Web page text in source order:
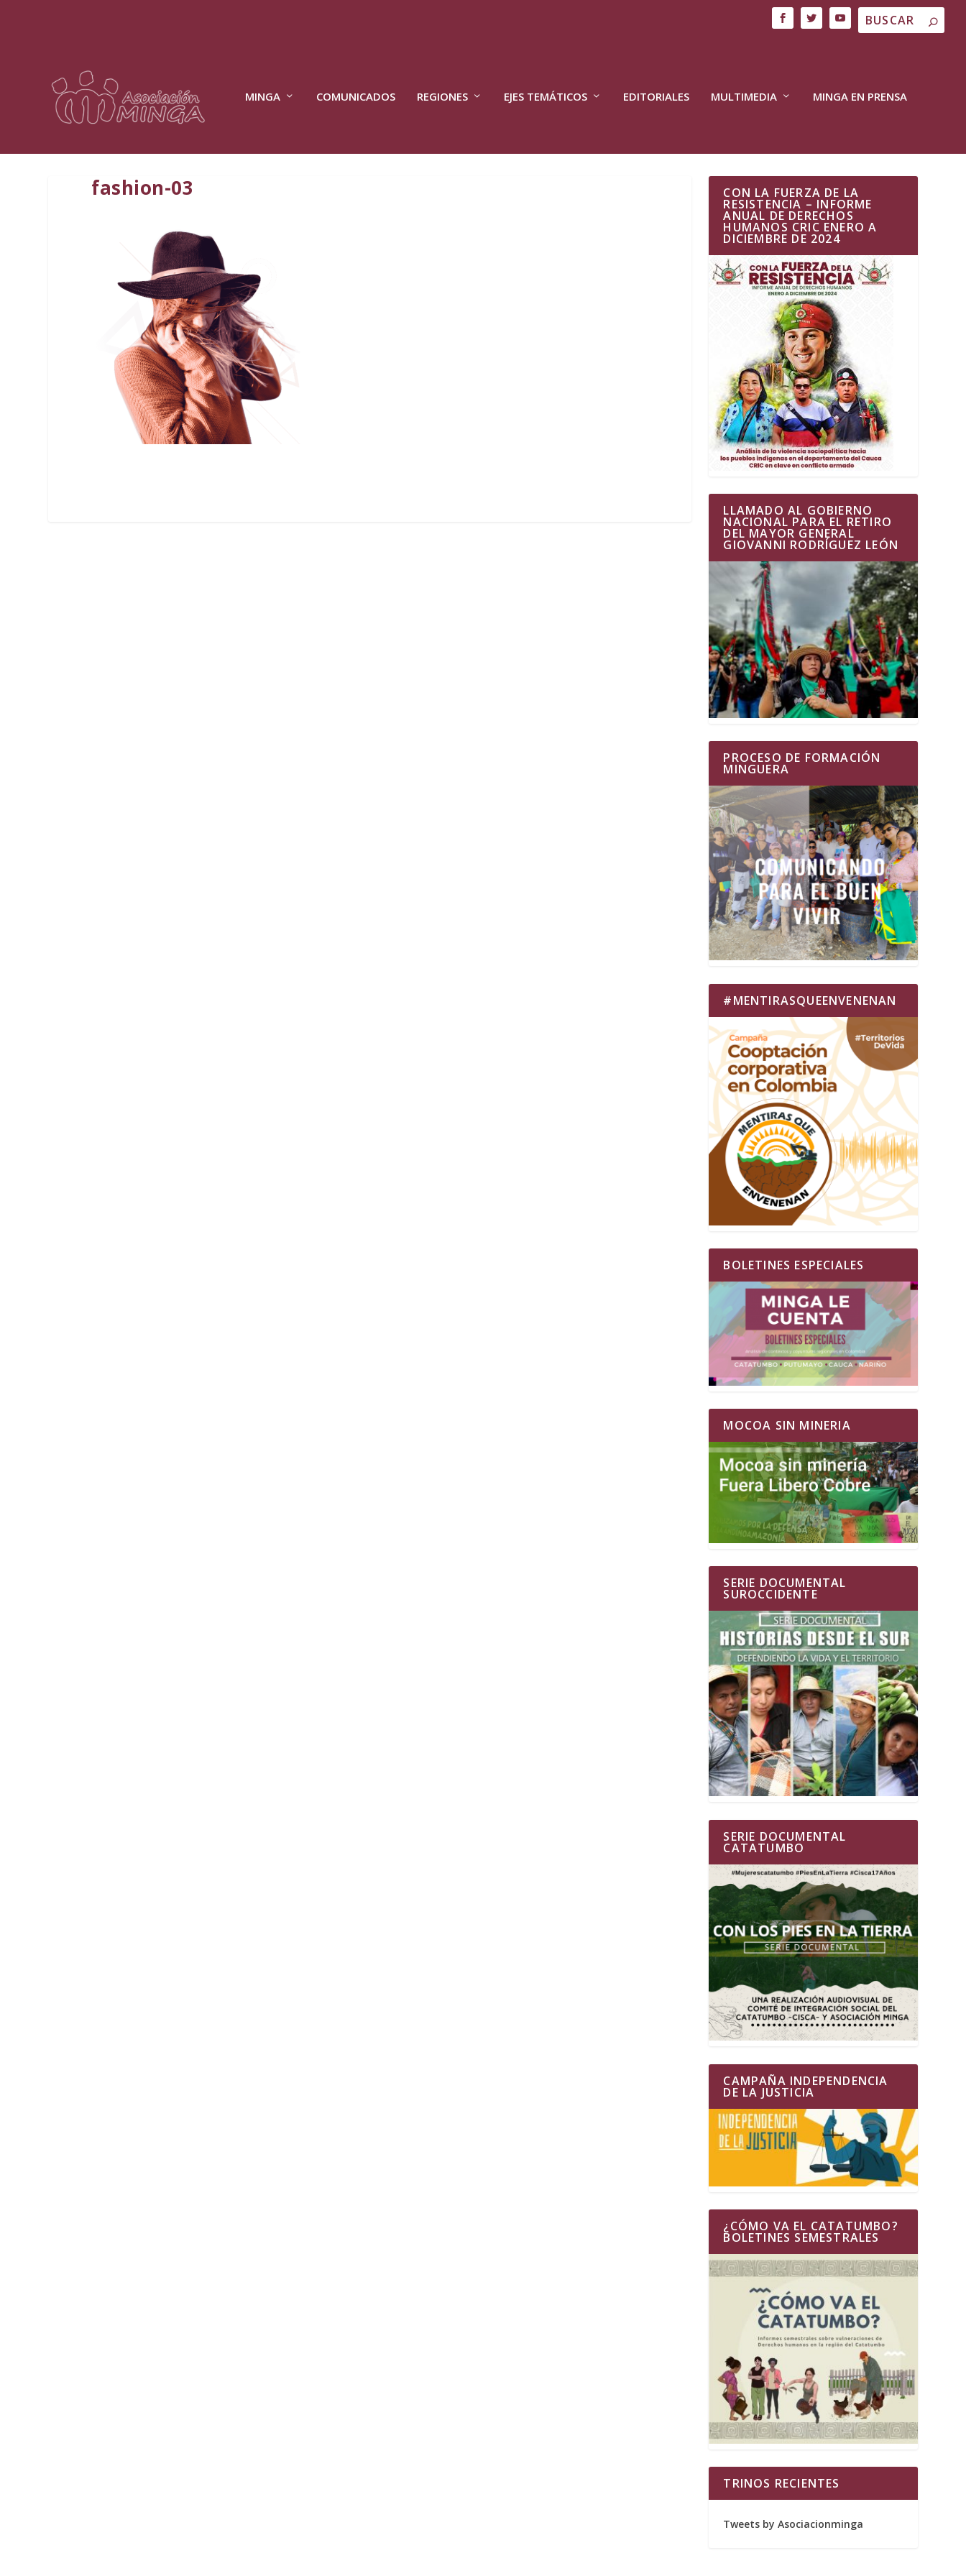
MINGA COMUNICADOS REGIONES EJES TEMÁTICOS EDITORIALES MULTIMEDIA MINGA EN PRENSA
fashion-03 CON LA FUERZA DE LA
RESISTENCIA – INFORME
ANUAL DE DERECHOS
HUMANOS CRIC ENERO A
DICIEMBRE DE 2024
LLAMADO AL GOBIERNO
NACIONAL PARA EL RETIRO
DEL MAYOR GENERAL
GIOVANNI RODRÍGUEZ LEÓN
PROCESO DE FORMACIÓN
MINGUERA
#MENTIRASQUEENVENENAN
BOLETINES ESPECIALES
MOCOA SIN MINERIA
SERIE DOCUMENTAL
SUROCCIDENTE
SERIE DOCUMENTAL
CATATUMBO
CAMPAÑA INDEPENDENCIA
DE LA JUSTICIA
¿CÓMO VA EL CATATUMBO?
BOLETINES SEMESTRALES
TRINOS RECIENTES
Tweets by Asociacionminga